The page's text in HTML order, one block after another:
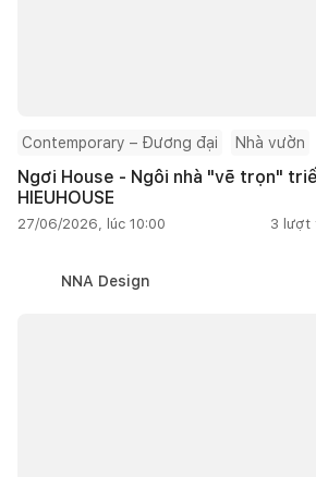
Contemporary – Đương đại Nhà vườn
Ngơi House - Ngôi nhà "vẽ trọn"
HIEUHOUSE
27/06/2026, lúc 10:00 3 lượt
NNA Design